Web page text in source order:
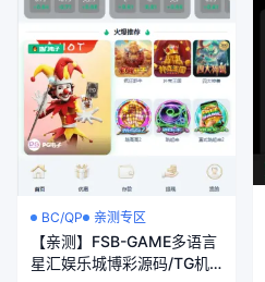
BC/QP 亲测专区
【亲测】FSB-GAME多语言
星汇娱乐城博彩源码/TG机